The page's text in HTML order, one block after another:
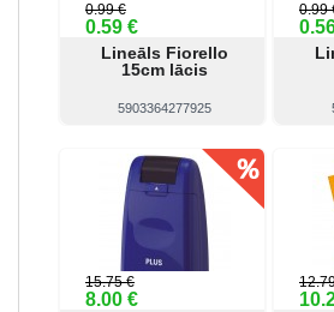
0.99 €
0.59 €
Lineāls Fiorello
15cm lācis
5903364277925
0.99
15.75 €
8.00 €